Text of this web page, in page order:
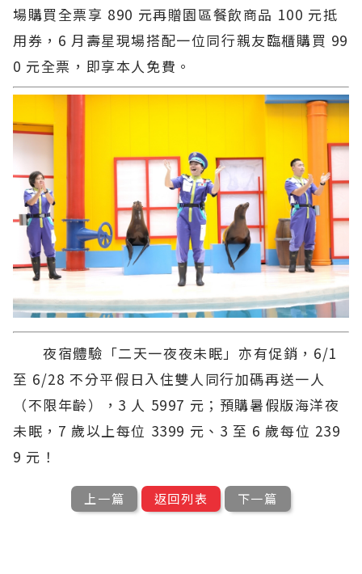
場購買全票享 890 元再贈園區餐飲商品 100 元抵
用券，6 月壽星現場搭配一位同行親友臨櫃購買 99
0 元全票，即享本人免費。
夜宿體驗「二天一夜夜未眠」亦有促銷，6/1
至 6/28 不分平假日入住雙人同行加碼再送一人
（不限年齡），3 人 5997 元；預購暑假版海洋夜
未眠，7 歲以上每位 3399 元、3 至 6 歲每位 239
9 元！
上一篇 返回列表 下一篇